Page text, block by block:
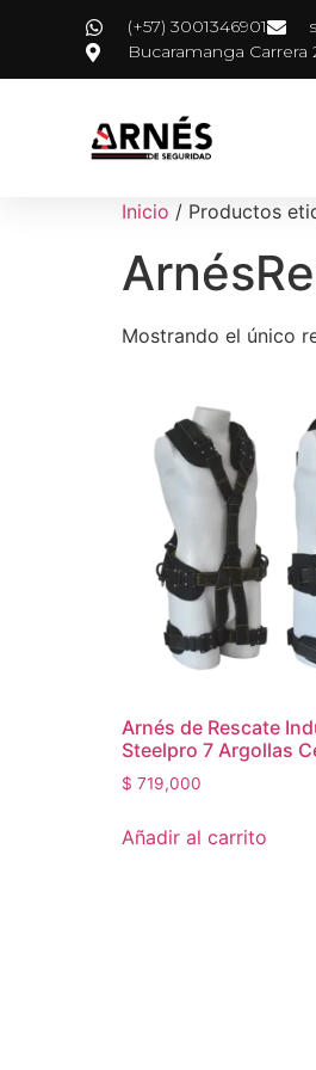
(+57) 3001346901
Bucaramanga
Inicio / Productos
Mostrando el único
Arnés de Rescate
Steelpro 7 Argollas
$ 719,000
Añadir al carrito